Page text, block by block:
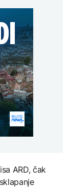
dalje
iz
tri
942
ARD, čak